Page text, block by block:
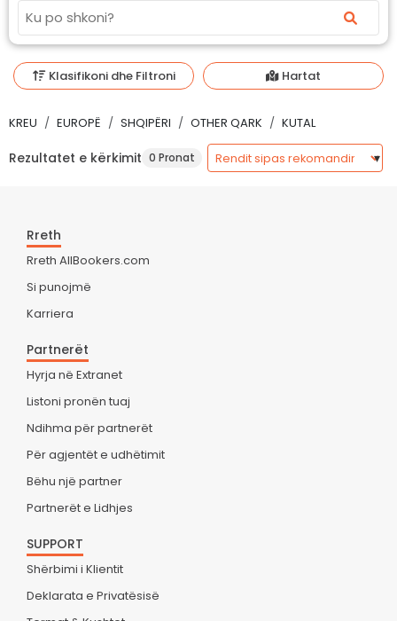
Klasifikoni dhe Filtroni Hartat
KREU EUROPË SHQIPËRI OTHER QARK KUTAL
Rezultatet e kërkimit 0 Pronat
Rreth
Rreth AllBookers.com
Si punojmë
Karriera
Partnerët
Hyrja në Extranet
Listoni pronën tuaj
Ndihma për partnerët
Për agjentët e udhëtimit
Bëhu një partner
Partnerët e Lidhjes
SUPPORT
Shërbimi i Klientit
Deklarata e Privatësisë